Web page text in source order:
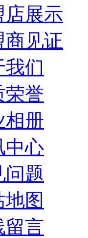
店展示
商见证
我们
荣誉
相册
中心
问题
地图
留言